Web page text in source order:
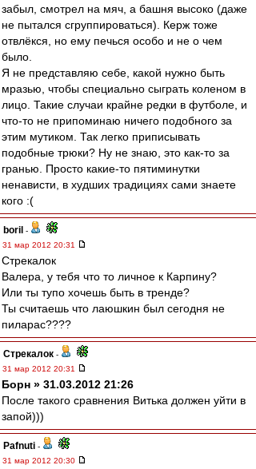
забыл, смотрел на мяч, а башня высоко (даже
не пытался сгруппироваться). Керж тоже
отвлёкся, но ему печься особо и не о чем
было.
Я не представляю себе, какой нужно быть
мразью, чтобы специально сыграть коленом в
лицо. Такие случаи крайне редки в футболе, и
что-то не припоминаю ничего подобного за
этим мутиком. Так легко приписывать
подобные трюки? Ну не знаю, это как-то за
гранью. Просто какие-то пятиминутки
ненависти, в худших традициях сами знаете
кого :(
boril -
31 мар 2012 20:31
Стрекалок
Валера, у тебя что то личное к Карпину?
Или ты тупо хочешь быть в тренде?
Ты считаешь что лаюшкин был сегодня не
пиларас????
Стрекалок -
31 мар 2012 20:31
Борн » 31.03.2012 21:26
После такого сравнения Витька должен уйти в
запой)))
Pafnuti -
31 мар 2012 20:30